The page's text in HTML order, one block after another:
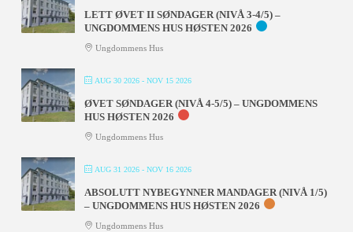
LETT ØVET II SØNDAGER (NIVÅ 3-4/5) –
UNGDOMMENS HUS HØSTEN 2026
Ungdommens Hus
AUG 30 2026- NOV 15 2026
ØVET SØNDAGER (NIVÅ 4-5/5) – UNGDOMMENS
HUS HØSTEN 2026
Ungdommens Hus
AUG 31 2026- NOV 16 2026
ABSOLUTT NYBEGYNNER MANDAGER (NIVÅ 1/5)
– UNGDOMMENS HUS HØSTEN 2026
Ungdommens Hus